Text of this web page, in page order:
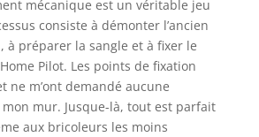
de 15mm. Pour
l'installer, il vous
suffit de le monter
directement sur le
mur et le tour est
joué. Votre
enrouleur volet est
mécanique est un véritable jeu
consiste à démonter l’ancien
à préparer la sangle et à fixer le
Pilot. Les points de fixation
ne m’ont demandé aucune
mur. Jusque-là, tout est parfait
aux bricoleurs les moins